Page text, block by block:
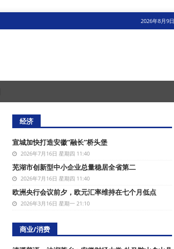
2026年8月9日
经济
宣城加快打造安徽“融长”桥头堡
2026年7月16日 星期四 11:40
芜湖市创新型中小企业总量稳居全省第二
2026年7月16日 星期四 11:40
欧洲央行会议前夕，欧元汇率维持在七个月低点
2026年3月16日 星期一 21:10
商业/消费